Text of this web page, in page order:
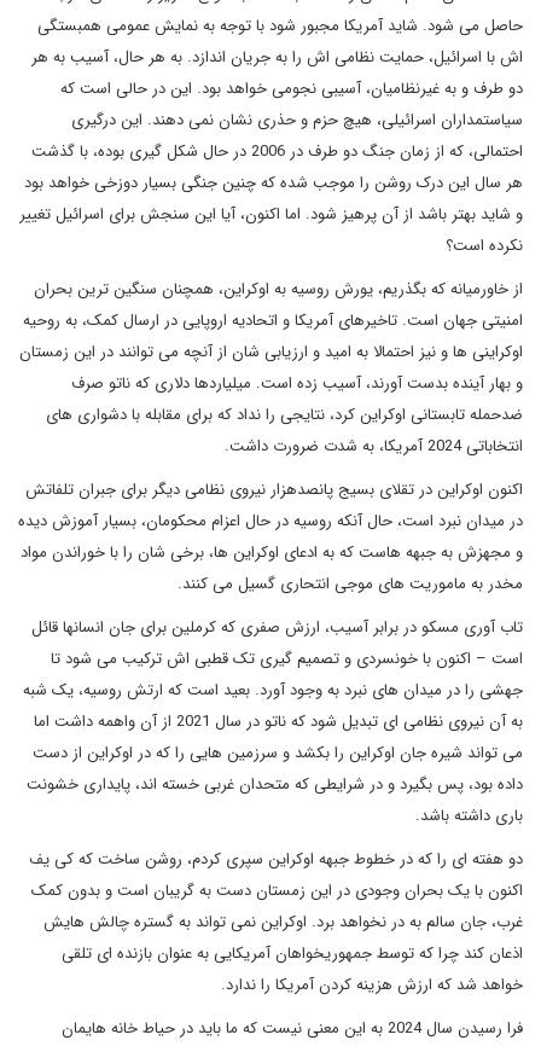
حاصل می شود. شاید آمریکا مجبور شود با توجه به نمایش عمومی همبستگی
اش با اسرائیل، حمایت نظامی اش را به جریان اندازد. به هر حال، آسیب به هر
دو طرف و به غیرنظامیان، آسیبی نجومی خواهد بود. این در حالی است که
سیاستمداران اسرائیلی، هیچ حزم و حذری نشان نمی دهند. این درگیری
احتمالی، که از زمان جنگ دو طرف در 2006 در حال شکل گیری بوده، با گذشت
هر سال این درک روشن را موجب شده که چنین جنگی بسیار دوزخی خواهد بود
و شاید بهتر باشد از آن پرهیز شود. اما اکنون، آیا این سنجش برای اسرائیل تغییر
نکرده است؟
از خاورمیانه که بگذریم، یورش روسیه به اوکراین، همچنان سنگین ترین بحران
امنیتی جهان است. تاخیرهای آمریکا و اتحادیه اروپایی در ارسال کمک، به روحیه
اوکراینی ها و نیز احتمالا به امید و ارزیابی شان از آنچه می توانند در این زمستان
و بهار آینده بدست آورند، آسیب زده است. میلیاردها دلاری که ناتو صرف
ضدحمله تابستانی اوکراین کرد، نتایجی را نداد که برای مقابله با دشواری های
انتخاباتی 2024 آمریکا، به شدت ضرورت داشت.
اکنون اوکراین در تقلای بسیج پانصدهزار نیروی نظامی دیگر برای جبران تلفاتش
در میدان نبرد است، حال آنکه روسیه در حال اعزام محکومان، بسیار آموزش دیده
و مجهزش به جبهه هاست که به ادعای اوکراین ها، برخی شان را با خوراندن مواد
مخدر به ماموریت های موجی انتحاری گسیل می کنند.
تاب آوری مسکو در برابر آسیب، ارزش صفری که کرملین برای جان انسانها قائل
است – اکنون با خونسردی و تصمیم گیری تک قطبی اش ترکیب می شود تا
جهشی را در میدان های نبرد به وجود آورد. بعید است که ارتش روسیه، یک شبه
به آن نیروی نظامی ای تبدیل شود که ناتو در سال 2021 از آن واهمه داشت اما
می تواند شیره جان اوکراین را بکشد و سرزمین هایی را که در اوکراین از دست
داده بود، پس بگیرد و در شرایطی که متحدان غربی خسته اند، پایداری خشونت
باری داشته باشد.
دو هفته ای را که در خطوط جبهه اوکراین سپری کردم، روشن ساخت که کی یف
اکنون با یک بحران وجودی در این زمستان دست به گریبان است و بدون کمک
غرب، جان سالم به در نخواهد برد. اوکراین نمی تواند به گستره چالش هایش
اذعان کند چرا که توسط جمهوریخواهان آمریکایی به عنوان بازنده ای تلقی
خواهد شد که ارزش هزینه کردن آمریکا را ندارد.
فرا رسیدن سال 2024 به این معنی نیست که ما باید در حیاط خانه هایمان